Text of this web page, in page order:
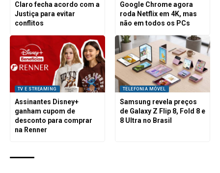
Claro fecha acordo com a
Justiça para evitar
conflitos
Google Chrome agora
roda Netflix em 4K, mas
não em todos os PCs
TV E STREAMING
Assinantes Disney+
ganham cupom de
desconto para comprar
na Renner
TELEFONIA MÓVEL
Samsung revela preços
de Galaxy Z Flip 8, Fold 8 e
8 Ultra no Brasil